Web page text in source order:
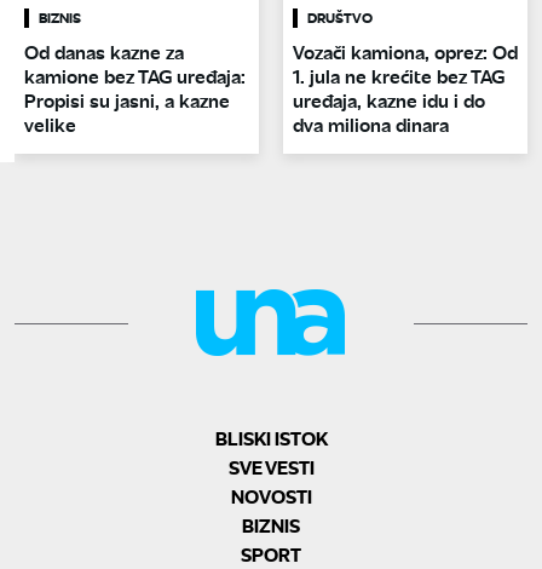
BIZNIS
Od danas kazne za
kamione bez TAG uređaja:
Propisi su jasni, a kazne
velike
DRUŠTVO
Vozači kamiona, oprez: Od
1. jula ne krećite bez TAG
uređaja, kazne idu i do
dva miliona dinara
BLISKI ISTOK
SVE VESTI
NOVOSTI
BIZNIS
SPORT